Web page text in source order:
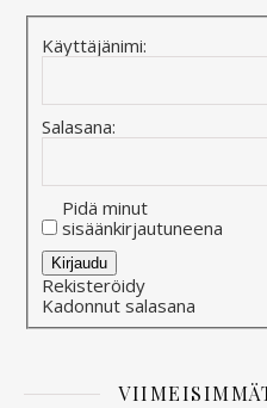
Käyttäjänimi:
Salasana:
Pidä minut
sisäänkirjautuneena
Alternative:
Kirjaudu
Rekisteröidy
Kadonnut salasana